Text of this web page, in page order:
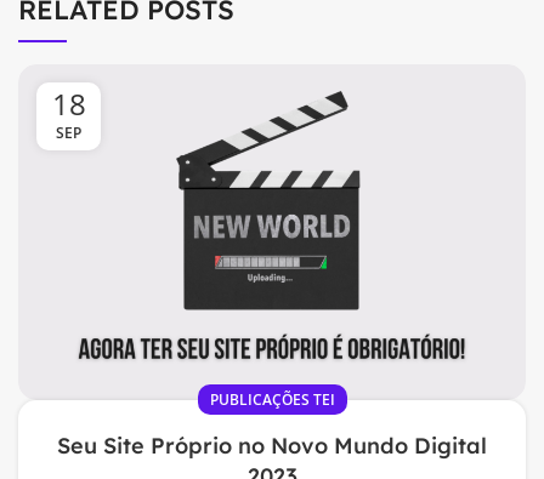
RELATED POSTS
18
SEP
PUBLICAÇÕES TEI
Seu Site Próprio no Novo Mundo Digital